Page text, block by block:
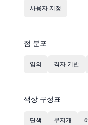
사용자 지정
점 분포
임의 격자 기반
색상 구성표
단색 무지개